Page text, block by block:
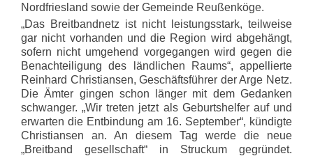
Nordfriesland sowie der Gemeinde Reußenköge.
„Das Breitbandnetz ist nicht leistungsstark, teilweise
gar nicht vorhanden und die Region wird abgehängt,
sofern nicht umgehend vorgegangen wird gegen die
Benachteiligung des ländlichen Raums“, appellierte
Reinhard Christiansen, Geschäftsführer der Arge Netz.
Die Ämter gingen schon länger mit dem Gedanken
schwanger. „Wir treten jetzt als Geburtshelfer auf und
erwarten die Entbindung am 16. September“, kündigte
Christiansen an. An diesem Tag werde die neue
„Breitband gesellschaft“ in Struckum gegründet.